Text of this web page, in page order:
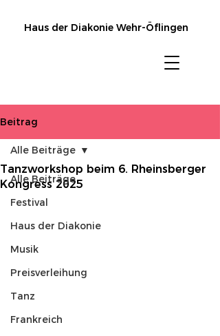
Haus der Diakonie Wehr-Öflingen
Beitrag
Alle Beiträge
Festival
Haus der Diakonie
Musik
Preisverleihung
Tanz
Frankreich
Alle Beiträge
Tanzworkshop beim 6. Rheinsberger
Kongress 2025